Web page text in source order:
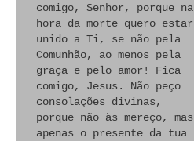
comigo, Senhor, porque na
hora da morte quero estar
unido a Ti, se não pela
Comunhão, ao menos pela
graça e pelo amor! Fica
comigo, Jesus. Não peço
consolações divinas,
porque não às mereço, mas
apenas o presente da tua